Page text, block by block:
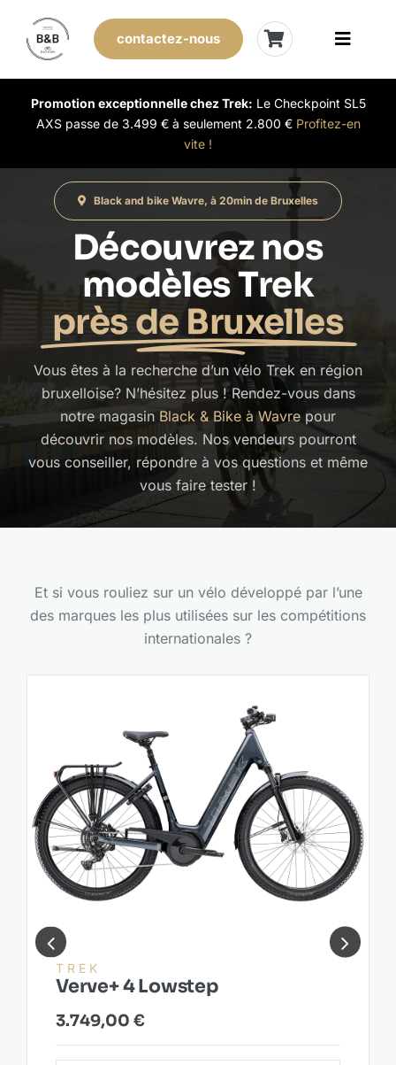
content
Toggle
Vélos de stock
Nos magasins
Vendre son vélo
L’expérience B&B
Évènements
Actualités
contactez-nous
Promotion exceptionnelle chez Trek: Le Checkpoint SL5
AXS passe de 3.499 € à seulement 2.800 € Profitez-en
vite !
Black and bike Wavre, à 20min de Bruxelles
Découvrez nos
modèles Trek
près de Bruxelles
Vous êtes à la recherche d’un vélo Trek en région
bruxelloise? N’hésitez plus ! Rendez-vous dans
notre magasin Black & Bike à Wavre pour
découvrir nos modèles. Nos vendeurs pourront
vous conseiller, répondre à vos questions et même
vous faire tester !
Et si vous rouliez sur un vélo développé par l’une
des marques les plus utilisées sur les compétitions
internationales ?
TREK
FX+ 2 LT Midstep
2.299,00€